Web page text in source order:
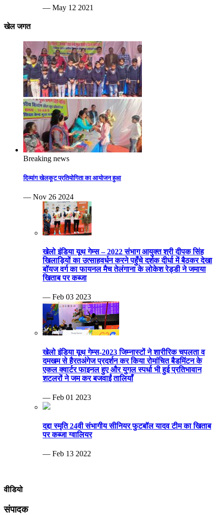
— May 12 2021
खेल जगत
Breaking news
दिव्यांग खेलकूट प्रतियोगिता का आयोजन हुआ
— Nov 26 2024
खेलो इंडिया यूथ गेम्स – 2022 संभाग आयुक्त श्री दीपक सिंह
खिलाड़ियों का उत्साहवर्धन करने पहुँचे दर्शक दीर्घा में बैठकर देखा
बॉयज वर्ग का फायनल मैच तेलंगाना के लोकेश रेड्डी ने जमाया
खिताब पर कब्जा
— Feb 03 2023
खेलो इंडिया यूथ गेम्स-2023 जिम्नास्टों ने शारीरिक चपलता व
दमखम से हैरतअंगेज प्रदर्शन कर किया रोमांचित बैडमिंटन के
एकल क्वार्टर फाइनल हुए और युगल स्पर्धा भी हुई प्रतिभावान
शटलरों ने जम कर बजवाईं तालियाँ
— Feb 01 2023
दद्दा स्मृति 24वी संभागीय सीनियर फुटबॉल यादव टीम का खिताब
पर कब्जा ग्वालियर
— Feb 13 2022
वीडियो
संपादक